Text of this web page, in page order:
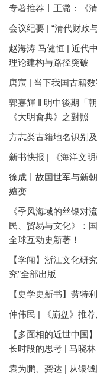
专著推荐丨王潞：《
会议纪要 | “清代财政
赵海涛 马健恒 | 近代
理论建构与路径突破
唐宸 | 当下我国古籍
郭嘉輝 ‖ 明中後期「
《大明會典》之對照
方志类古籍地名识别
新书快报 | 《海洋文明
徐成丨故国世军与新
嬗变
《季风海域的丝银对
民、贸易与文化》：
全球互动史新著！
【学闻】浙江文化研
究”全部出版
【史学史新书】劳特
仲伟民 | 《崩盘》推
【多面相的近世中国
长时段的思考 | 马晓林
袁为鹏、龚达 | 从银